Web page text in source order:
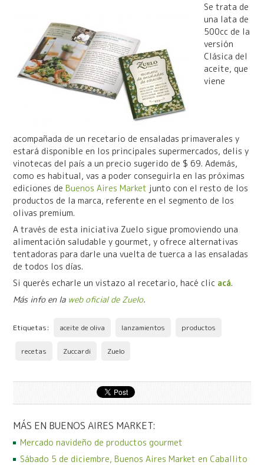
Se trata de
una lata de
500cc de la
versión
Clásica del
aceite, que
viene
acompañada de un recetario de ensaladas primaverales y
estará disponible en los principales supermercados, delis y
vinotecas del país a un precio sugerido de $ 69. Además,
como es habitual, vas a poder conseguirla en las próximas
ediciones de Buenos Aires Market junto con el resto de los
productos de la marca, referente en el segmento de los
olivas premium.
A través de esta iniciativa Zuelo sigue promoviendo una
alimentación saludable y gourmet, y ofrece alternativas
tentadoras para darle una vuelta de tuerca a las ensaladas
de todos los días.
Si querés echarle un vistazo al recetario, hacé clic acá.
Más info en la web oficial de Zuelo.
Etiquetas: aceite de oliva lanzamientos productos
recetas Zuccardi Zuelo
MÁS EN BUENOS AIRES MARKET:
Mercado navideño de productos gourmet
Sábado 5 de diciembre, Buenos Aires Market en Caballito